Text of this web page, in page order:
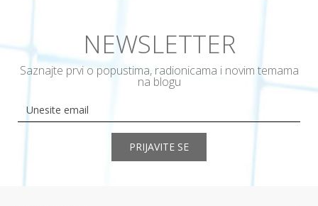
NEWSLETTER
Saznajte prvi o popustima, radionicama i novim temama
na blogu
PRIJAVITE SE